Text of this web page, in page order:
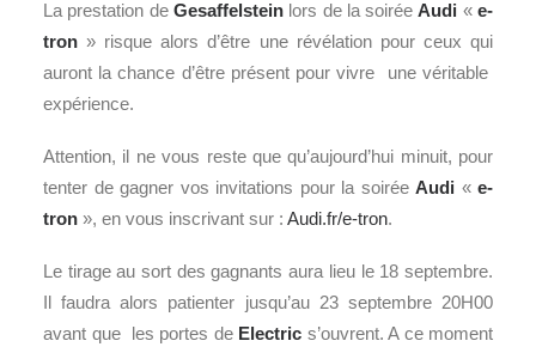
La prestation de Gesaffelsteinlors de la soiréeAudi «e-
tron » risque alors d’être une révélation pour ceux qui
auront la chance d’être présent pour vivre une véritable
expérience.
Attention, il ne vous reste que qu’aujourd’hui minuit, pour
tenter de gagner vos invitations pour la soirée Audi « e-
tron », en vous inscrivant sur : Audi.fr/e-tron.
Le tirage au sort des gagnants aura lieu le 18 septembre.
Il faudra alors patienter jusqu’au 23 septembre 20H00
avant que les portes de Electric s’ouvrent. A ce moment